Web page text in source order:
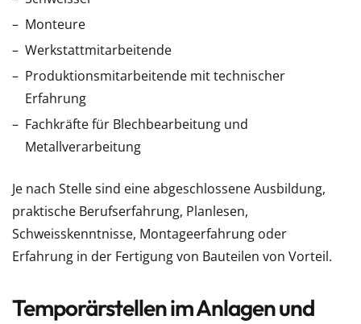
Monteure
Werkstattmitarbeitende
Produktionsmitarbeitende mit technischer
Erfahrung
Fachkräfte für Blechbearbeitung und
Metallverarbeitung
Je nach Stelle sind eine abgeschlossene Ausbildung,
praktische Berufserfahrung, Planlesen,
Schweisskenntnisse, Montageerfahrung oder
Erfahrung in der Fertigung von Bauteilen von Vorteil.
Temporärstellen im Anlagen und